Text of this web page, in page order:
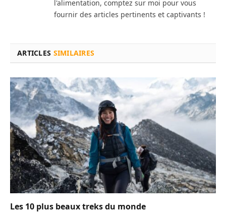
l'alimentation, comptez sur moi pour vous
fournir des articles pertinents et captivants !
ARTICLES SIMILAIRES
Les 10 plus beaux treks du monde